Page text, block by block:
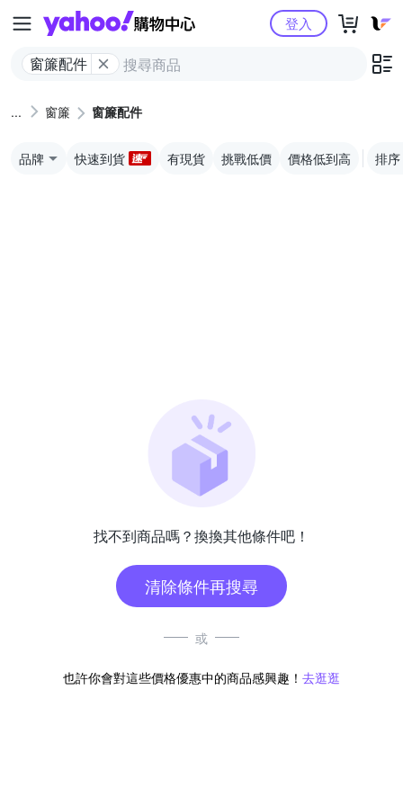
Yahoo購物中心
窗簾配件
登入
窗簾 窗簾配件
品牌 快速到貨 有現貨 挑戰低價 價格低到高 排序
找不到商品嗎？換換其他條件吧！
清除條件再搜尋
或
也許你會對這些價格優惠中的商品感興趣！ 去逛逛